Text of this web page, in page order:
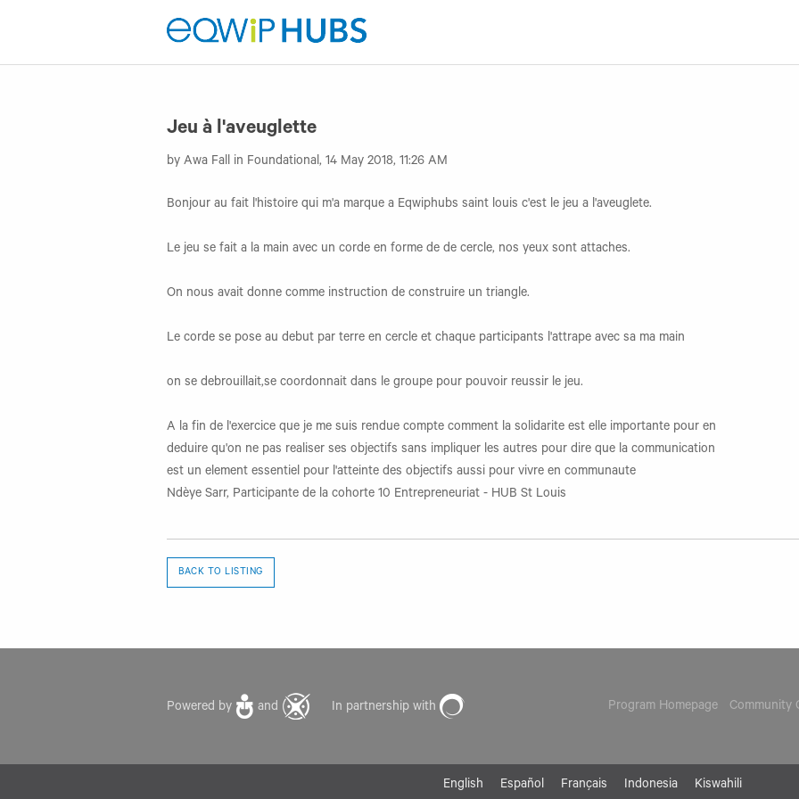
Jeu à l'aveuglette
by Awa Fall in Foundational, 14 May 2018, 11:26 AM
Bonjour au fait l'histoire qui m'a marque a Eqwiphubs saint louis c'est le jeu a l'aveuglete.
Le jeu se fait a la main avec un corde en forme de de cercle, nos yeux sont attaches.
On nous avait donne comme instruction de construire un triangle.
Le corde se pose au debut par terre en cercle et chaque participants l'attrape avec sa ma main
on se debrouillait,se coordonnait dans le groupe pour pouvoir reussir le jeu.
A la fin de l'exercice que je me suis rendue compte comment la solidarite est elle importante pour en
deduire qu'on ne pas realiser ses objectifs sans impliquer les autres pour dire que la communication
est un element essentiel pour l'atteinte des objectifs aussi pour vivre en communaute
Ndèye Sarr, Participante de la cohorte 10 Entrepreneuriat - HUB St Louis
BACK TO LISTING
Powered by and In partnership with Program Homepage Community
English Español Français Indonesia Kiswahili